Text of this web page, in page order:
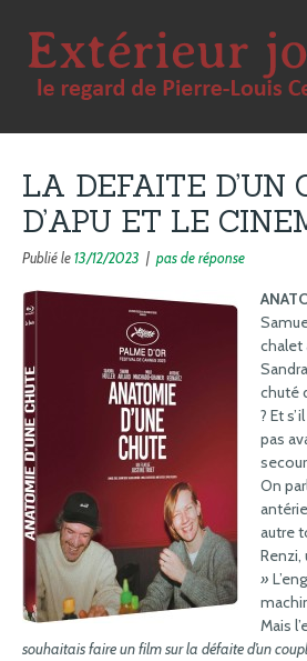
LA DEFAITE D’UN
D’APU ET LE
Publié le13/12/2023 | pas de réponse
chalet
chuté
? Et
pas
On
autre
»
Mais
souhaitais faire un film sur la défaite d’un